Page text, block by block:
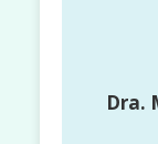
Dra.